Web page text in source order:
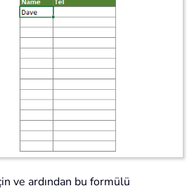
ve ardından bu formülü